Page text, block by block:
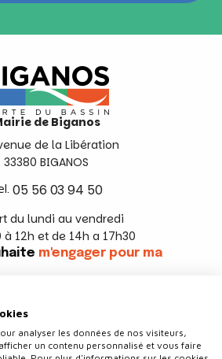
de Biganos
de la Libération
33380 BIGANOS
05 56 03 94 50
du lundi au vendredi
à 12h et de 14h a 17h30
m'engager pour ma
analyser les données de nos visiteurs,
un contenu personnalisé et vous faire